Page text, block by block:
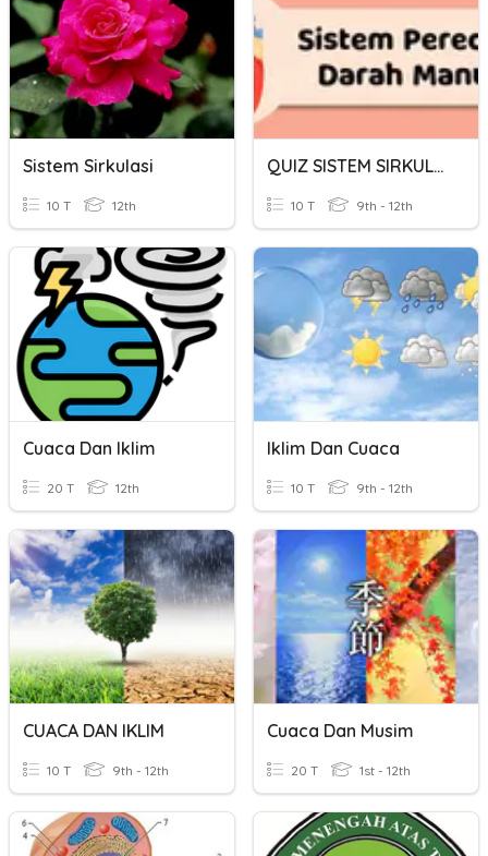
Sistem Sirkulasi
10 T 12th
QUIZ SISTEM SIRKULASI
10 T 9th - 12th
Cuaca Dan Iklim
20 T 12th
Iklim Dan Cuaca
10 T 9th - 12th
CUACA DAN IKLIM
10 T 9th - 12th
Cuaca Dan Musim
20 T 1st - 12th